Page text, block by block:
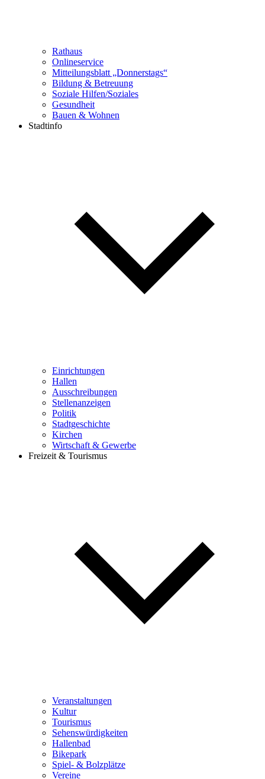
Rathaus
Onlineservice
Mitteilungsblatt „Donnerstags“
Bildung & Betreuung
Soziale Hilfen/Soziales
Gesundheit
Bauen & Wohnen
Stadtinfo
Einrichtungen
Hallen
Ausschreibungen
Stellenanzeigen
Politik
Stadtgeschichte
Kirchen
Wirtschaft & Gewerbe
Freizeit & Tourismus
Veranstaltungen
Kultur
Tourismus
Sehenswürdigkeiten
Hallenbad
Bikepark
Spiel- & Bolzplätze
Vereine